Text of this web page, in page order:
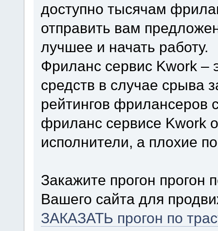
доступно тысячам
отправить вам
лучшее и начать работу.
Фриланс сервис Kwork –
средств в случае срыва
рейтингов фрилансеров
фриланс сервисе Kwork
исполнители, а плохие
Закажите прогон прогон
Вашего сайта для
ЗАКАЗАТЬ прогон по